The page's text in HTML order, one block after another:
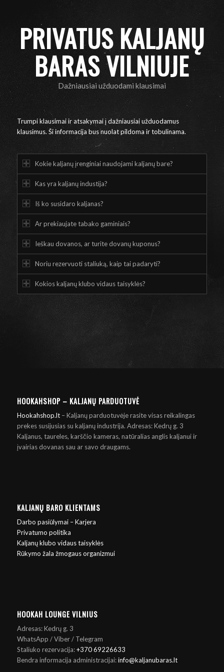
PRIVATUS KALJANŲ
BARAS VILNIUJE
Dažniausiai užduodami klausimai
Trumpi klausimai ir atsakymai į dažniausiai užduodamus
klausimus. Ši informacija bus nuolat pildoma ir tobulinama.
Kokie kaljanų įrenginiai naudojami kaljanų bare?
Kas yra kaljanų industija?
Iš ko susidaro kaljanas?
Ar prekiaujate tabako gaminiais?
Ieškau dovanos, ar turite dovanų kuponus?
Noriu rezervuoti staliuką, kaip tai padaryti?
Kokios kaljanų klubo vidaus taisyklės?
HOOKAHSHOP – KALJANŲ PARDUOTUVĖ
Hookahshop.lt– Kaljanų parduotuvėje rasite visas reikalingas
prekes susijusias su kaljanų industrija. Adresas: Kedrų g. 3
Kaljanus, taureles, karščio kameras, natūralias anglis kaljanui ir
įvairias dovanas sau ar savo draugams.
KALJANŲ BARO KLIENTAMS
Darbo pasiūlymai – Karjera
Privatumo politika
Kaljanų klubo vidaus taisyklės
Rūkymo žala žmogaus organizmui
HOOKAH LOUNGE VILNIUS
Adresas: Kedrų g. 3
WhatsApp / Viber / Telegram
Staliuko rezervacija:+370 69226633
Bendra informacija administracijai:info@kaljanubaras.lt